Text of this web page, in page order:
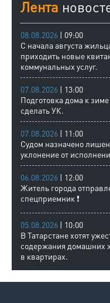
Лента
08.08.2026 | 09:00
С начала августа
приходить новые
коммунальных услуг.
07.08.2026 | 13:00
Подготовка дома к
сделать УК.
07.08.2026 | 11:00
Судом назначено
уклонение от
06.08.2026 | 12:00
Житель города
спецприемник ❗
05.08.2026 | 10:00
В Татарстане хотят
содержания домашних
в квартирах.